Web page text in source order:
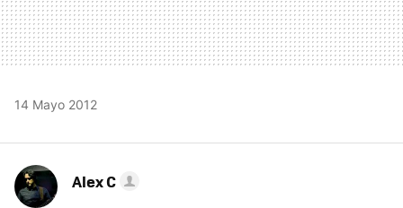
14 Mayo 2012
Alex C